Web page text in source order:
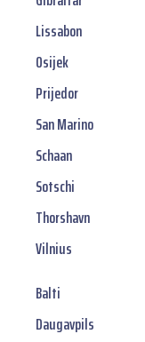
Lissabon
Osijek
Prijedor
San Marino
Schaan
Sotschi
Thorshavn
Vilnius
Balti
Daugavpils